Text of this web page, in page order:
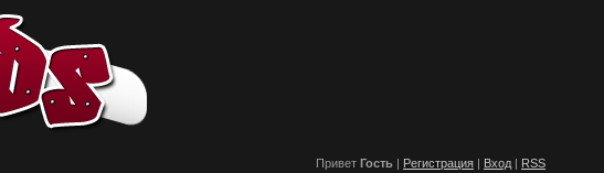
Привет Гость | Регистрация | Вход | RSS